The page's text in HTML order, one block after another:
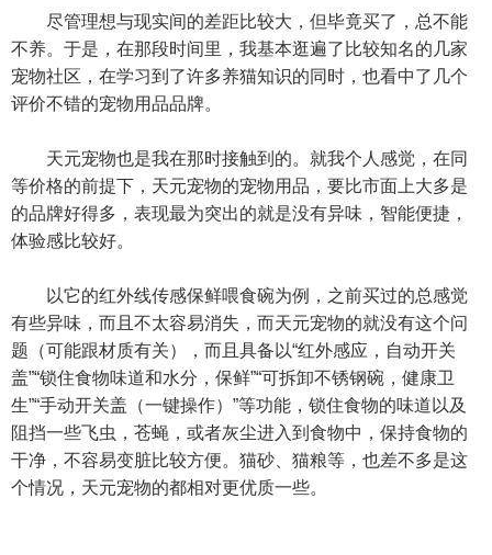
尽管理想与现实间的差距比较大，但毕竟买了，总不能
不养。于是，在那段时间里，我基本逛遍了比较知名的几家
宠物社区，在学习到了许多养猫知识的同时，也看中了几个
评价不错的宠物用品品牌。
天元宠物也是我在那时接触到的。就我个人感觉，在同
等价格的前提下，天元宠物的宠物用品，要比市面上大多是
的品牌好得多，表现最为突出的就是没有异味，智能便捷，
体验感比较好。
以它的红外线传感保鲜喂食碗为例，之前买过的总感觉
有些异味，而且不太容易消失，而天元宠物的就没有这个问
题（可能跟材质有关），而且具备以“红外感应，自动开关
盖”“锁住食物味道和水分，保鲜”“可拆卸不锈钢碗，健康卫
生”“手动开关盖（一键操作）”等功能，锁住食物的味道以及
阻挡一些飞虫，苍蝇，或者灰尘进入到食物中，保持食物的
干净，不容易变脏比较方便。猫砂、猫粮等，也差不多是这
个情况，天元宠物的都相对更优质一些。